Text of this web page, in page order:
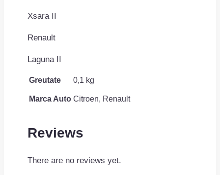
Xsara II
Renault
Laguna II
Greutate 0,1 kg
Marca Auto Citroen, Renault
Reviews
There are no reviews yet.